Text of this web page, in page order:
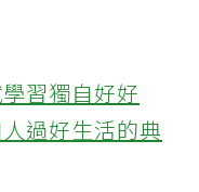
習獨自好好
過好生活的典